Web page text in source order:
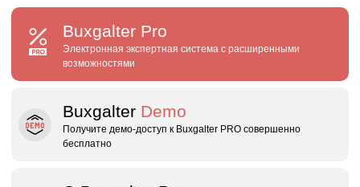
Buxgalter Pro
Электронная экспертная система с расширенными
возможностями
Buxgalter Demo
Получите демо‑доступ к Buxgalter PRO совершенно
бесплатно